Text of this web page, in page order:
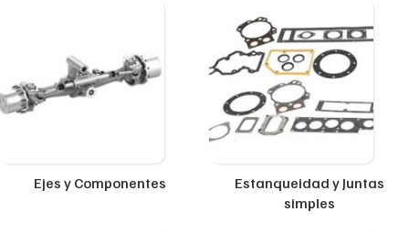
Ejes y Componentes
Estanqueidad y Juntas
simples